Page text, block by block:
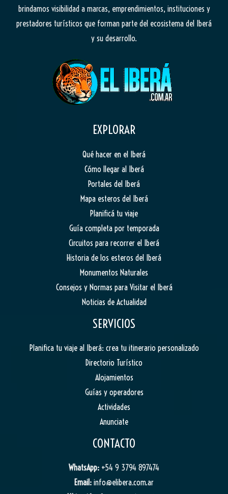
brindamos visibilidad a marcas, emprendimientos, instituciones y
prestadores turísticos que forman parte del ecosistema del Iberá
y su desarrollo.
EXPLORAR
Qué hacer en el Iberá
Cómo llegar al Iberá
Portales del Iberá
Mapa esteros del Iberá
Planificá tu viaje
Guía completa por temporada
Circuitos para recorrer el Iberá
Historia de los esteros del Iberá
Monumentos Naturales
Consejos y Normas para Visitar el Iberá
Noticias de Actualidad
SERVICIOS
Planifica tu viaje al Iberá: crea tu itinerario personalizado
Directorio Turístico
Alojamientos
Guías y operadores
Actividades
Anunciate
CONTACTO
WhatsApp: +54 9 3794 897474
Email: info@elibera.com.ar